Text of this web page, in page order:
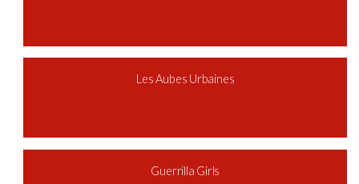
Les Aubes Urbaines
Guerrilla Girls